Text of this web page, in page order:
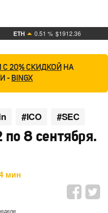
ETH 0.51 % $1912.36
С 20% СКИДКОЙ НА
- BINGX
#ICO #SEC
8 сентября.
мин